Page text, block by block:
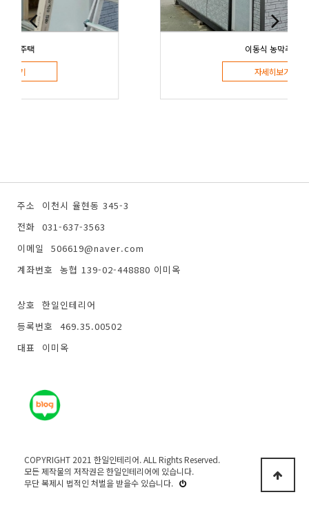
주소 이천시 율현동 345-3
전화 031-637-3563
이메일 506619@naver.com
계좌번호 농협 139-02-448880 이미옥
상호 한일인테리어
등록번호 469.35.00502
대표 이미옥
COPYRIGHT 2021 한일인테리어. ALL Rights Reserved.
모든 제작물의 저작권은 한일인테리어에 있습니다.
무단 복제시 법적인 처벌을 받을수 있습니다.